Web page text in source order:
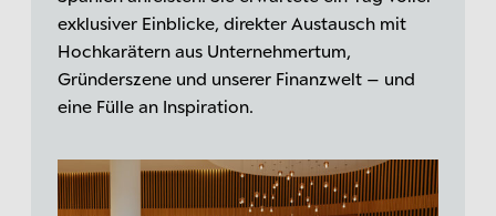
exklusiver Einblicke, direkter Austausch mit
Hochkarätern aus Unternehmertum,
Gründerszene und unserer Finanzwelt – und
eine Fülle an Inspiration.